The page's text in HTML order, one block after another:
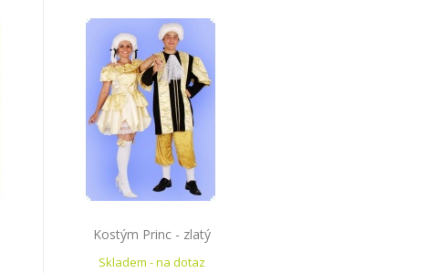
Kostým Princ - zlatý
Skladem - na dotaz